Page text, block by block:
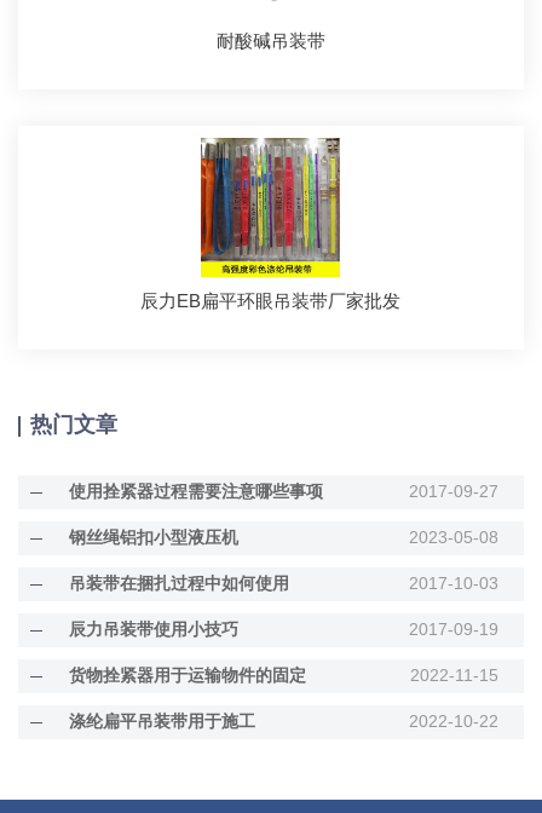
耐酸碱吊装带
辰力EB扁平环眼吊装带厂家批发
热门文章
使用拴紧器过程需要注意哪些事项 2017-09-27
钢丝绳铝扣小型液压机 2023-05-08
吊装带在捆扎过程中如何使用 2017-10-03
辰力吊装带使用小技巧 2017-09-19
货物拴紧器用于运输物件的固定 2022-11-15
涤纶扁平吊装带用于施工 2022-10-22